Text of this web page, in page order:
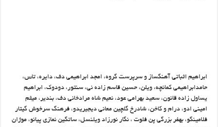
ابراهیم اثباتی آهنگساز و سرپرست گروه، امجد ابراهیمی دف، دایره، تاس،
حامدابراهیمی کمانچه، ویلن، حسین قاسم زاده نی، سنتور، دودوک، ابراهیم
یساول زاده قانون، سعید بهرامی عود، نعیم شاه مرادخانی دف، بندیر، میثم
امینی ادو، درام و کاخن، شادرخ گلچین معانی دیجیریدو، فرهنگ سرخوش گیتار
فلامینگو، بهفر بزرگی پن فلوت ، نگار نورزاد ویلنسل، ساتگین نمازی پیانو، موژان